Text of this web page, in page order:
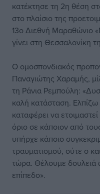
κατέκτησε τη 2η θέση
στο πλαίσιο της
13ο Διεθνή
γίνει στη Θεσσαλονίκη
Ο ομοσπονδιακός
Παναγιώτης Χαραμής,
τη Ράνια Ρεμπούλη:
καλή κατάσταση.
καταφέρει να
όριο σε κάποιον από
υπήρχε κάποιο
τραυματισμού, ούτε ο
τώρα. Θέλουμε δουλειά
επίπεδο».